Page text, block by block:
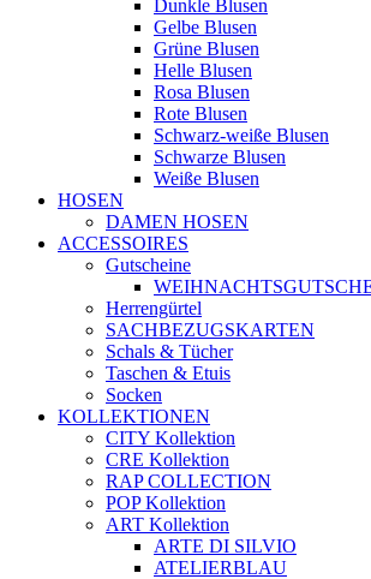
Dunkle Blusen
Gelbe Blusen
Grüne Blusen
Helle Blusen
Rosa Blusen
Rote Blusen
Schwarz-weiße Blusen
Schwarze Blusen
Weiße Blusen
HOSEN
DAMEN HOSEN
ACCESSOIRES
Gutscheine
Herrengürtel
SACHBEZUGSKARTEN
Schals & Tücher
Taschen & Etuis
Socken
KOLLEKTIONEN
CITY Kollektion
CRE Kollektion
RAP COLLECTION
POP Kollektion
ART Kollektion
ARTE DI SILVIO
ATELIERBLAU